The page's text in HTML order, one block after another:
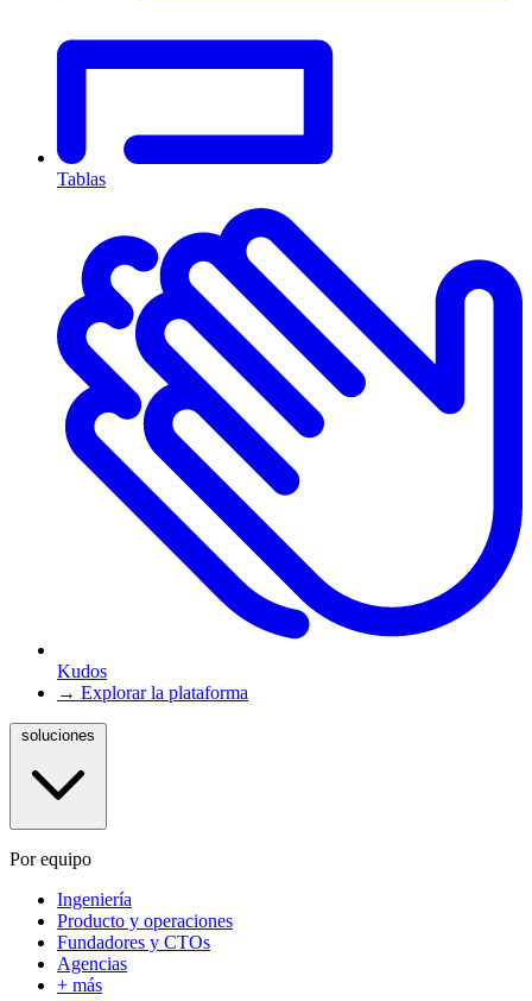
Tablas
Kudos
→ Explorar la plataforma
Por equipo
Ingeniería
Producto y operaciones
Fundadores y CTOs
Agencias
+ más